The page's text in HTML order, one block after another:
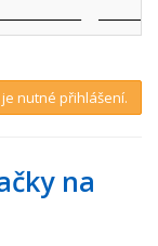
nutné přihlášení.
na